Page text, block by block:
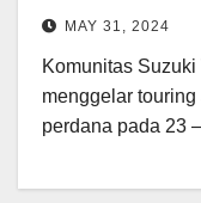
MAY 31, 2024
Komunitas
menggelar
perdana pada 23